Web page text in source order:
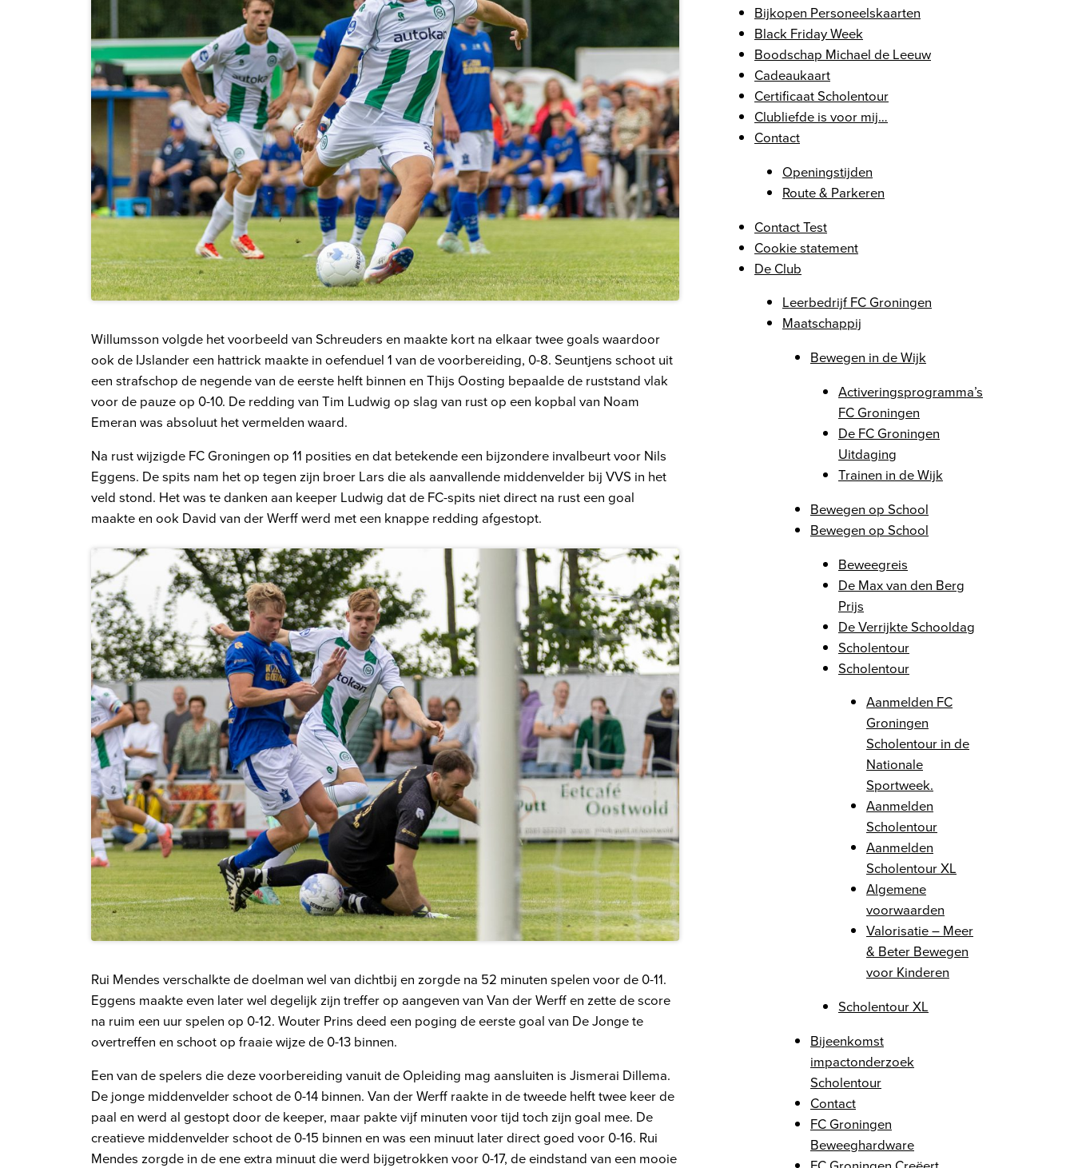
Willumsson volgde het voorbeeld van Schreuders en maakte kort na elkaar twee goals waardoor
ook de IJslander een hattrick maakte in oefenduel 1 van de voorbereiding, 0-8. Seuntjens schoot uit
een strafschop de negende van de eerste helft binnen en Thijs Oosting bepaalde de ruststand vlak
voor de pauze op 0-10. De redding van Tim Ludwig op slag van rust op een kopbal van Noam
Emeran was absoluut het vermelden waard.
Na rust wijzigde FC Groningen op 11 posities en dat betekende een bijzondere invalbeurt voor Nils
Eggens. De spits nam het op tegen zijn broer Lars die als aanvallende middenvelder bij VVS in het
veld stond. Het was te danken aan keeper Ludwig dat de FC-spits niet direct na rust een goal
maakte en ook David van der Werff werd met een knappe redding afgestopt.
Rui Mendes verschalkte de doelman wel van dichtbij en zorgde na 52 minuten spelen voor de 0-11.
Eggens maakte even later wel degelijk zijn treffer op aangeven van Van der Werff en zette de score
na ruim een uur spelen op 0-12. Wouter Prins deed een poging de eerste goal van De Jonge te
overtreffen en schoot op fraaie wijze de 0-13 binnen.
Een van de spelers die deze voorbereiding vanuit de Opleiding mag aansluiten is Jismerai Dillema.
De jonge middenvelder schoot de 0-14 binnen. Van der Werff raakte in de tweede helft twee keer de
paal en werd al gestopt door de keeper, maar pakte vijf minuten voor tijd toch zijn goal mee. De
creatieve middenvelder schoot de 0-15 binnen en was een minuut later direct goed voor 0-16. Rui
Mendes zorgde in de ene extra minuut die werd bijgetrokken voor 0-17, de eindstand van een mooie
Bijkopen Personeelskaarten
Black Friday Week
Boodschap Michael de Leeuw
Cadeaukaart
Certificaat Scholentour
Clubliefde is voor mij…
Contact
Openingstijden
Route & Parkeren
Contact Test
Cookie statement
De Club
Leerbedrijf FC Groningen
Maatschappij
Bewegen in de Wijk
Activeringsprogramma’s
FC Groningen
De FC Groningen
Uitdaging
Trainen in de Wijk
Bewegen op School
Bewegen op School
Beweegreis
De Max van den Berg
Prijs
De Verrijkte Schooldag
Scholentour
Scholentour
Aanmelden FC
Groningen
Scholentour in de
Nationale
Sportweek.
Aanmelden
Scholentour
Aanmelden
Scholentour XL
Algemene
voorwaarden
Valorisatie – Meer
& Beter Bewegen
voor Kinderen
Scholentour XL
Bijeenkomst
impactonderzoek
Scholentour
Contact
FC Groningen
Beweeghardware